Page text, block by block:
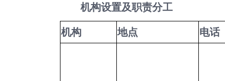
机构设置及职责分工
机构 地点 电话